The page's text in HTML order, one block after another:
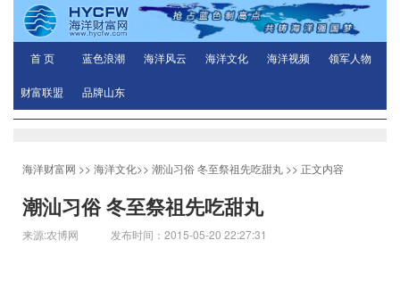
首 页 蓝色浪潮 海洋风云 海洋文化 海洋视频 领军人物
财富联盟 品牌山东
海洋财富网 >> 海洋文化>> 潮汕习俗 冬至祭祖先吃甜丸 >> 正文内容
潮汕习俗 冬至祭祖先吃甜丸
来源:农博网 发布时间：2015-05-20 22:27:31